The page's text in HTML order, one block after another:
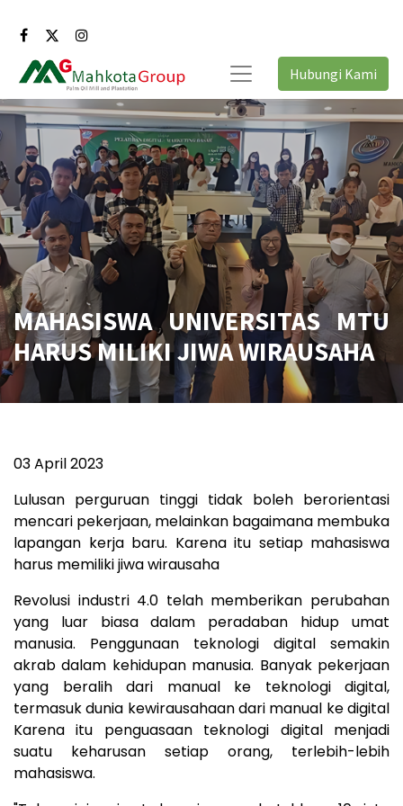
Hubungi Kami
MAHASISWA UNIVERSITAS MTU
HARUS MILIKI JIWA WIRAUSAHA
03 April 2023
Lulusan perguruan tinggi tidak boleh berorientasi
mencari pekerjaan, melainkan bagaimana membuka
lapangan kerja baru. Karena itu setiap mahasiswa
harus memiliki jiwa wirausaha
Revolusi industri 4.0 telah memberikan perubahan
yang luar biasa dalam peradaban hidup umat
manusia. Penggunaan teknologi digital semakin
akrab dalam kehidupan manusia. Banyak pekerjaan
yang beralih dari manual ke teknologi digital,
termasuk dunia kewirausahaan dari manual ke digital
Karena itu penguasaan teknologi digital menjadi
suatu keharusan setiap orang, terlebih-lebih
mahasiswa.